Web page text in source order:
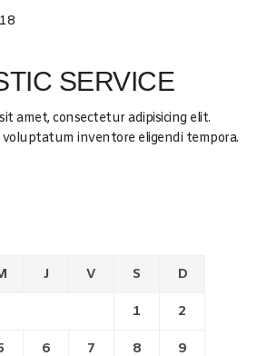
SERVICE
amet, consectetur adipisicing elit.
voluptatum inventore eligendi tempora.
J V S D
1 2
6 7 8 9